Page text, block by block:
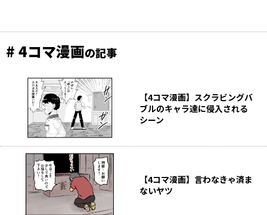
# 4コマ漫画の記事
【4コマ漫画】スクラビングバ
ブルのキャラ達に侵入される
シーン
【4コマ漫画】言わなきゃ済ま
ないヤツ